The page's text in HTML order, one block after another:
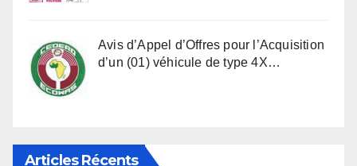
Avis d’Appel d’Offres pour l’Acquisition
d’un (01) véhicule de type 4X…
Articles Récents